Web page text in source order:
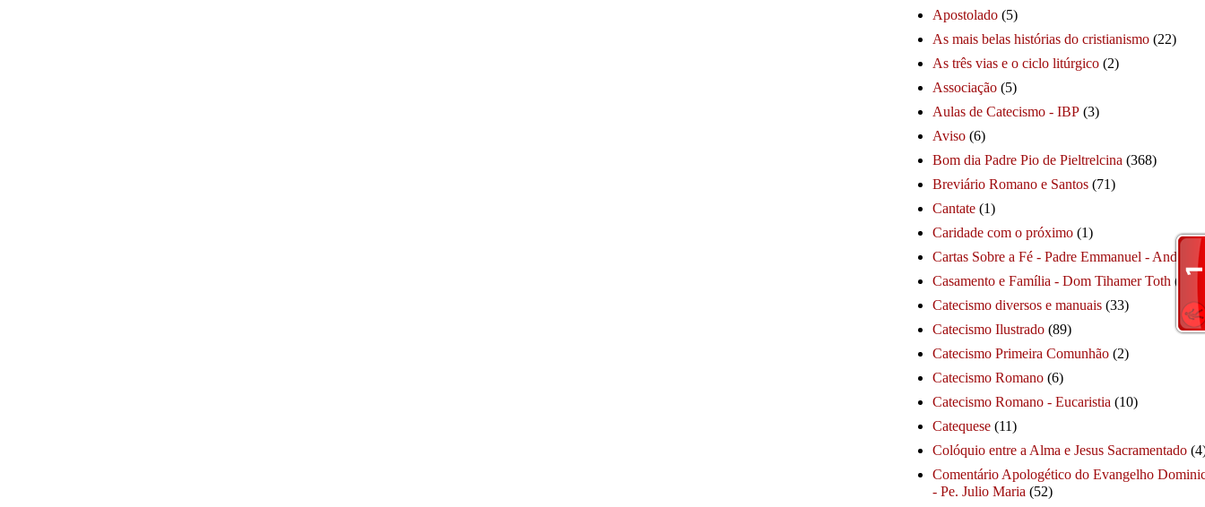
Apostolado (5)
As mais belas histórias do cristianismo (22)
As três vias e o ciclo litúrgico (2)
Associação (5)
Aulas de Catecismo - IBP (3)
Aviso (6)
Bom dia Padre Pio de Pieltrelcina (368)
Breviário Romano e Santos (71)
Cantate (1)
Caridade com o próximo (1)
Cartas Sobre a Fé - Padre Emmanuel - André
Casamento e Família - Dom Tihamer Toth (115)
Catecismo diversos e manuais (33)
Catecismo Ilustrado (89)
Catecismo Primeira Comunhão (2)
Catecismo Romano (6)
Catecismo Romano - Eucaristia (10)
Catequese (11)
Colóquio entre a Alma e Jesus Sacramentado
Comentário Apologético do Evangelho
- Pe. Julio Maria (52)